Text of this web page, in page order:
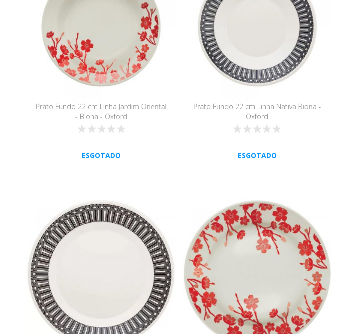
Prato Fundo 22 cm Linha Jardim Oriental
- Biona - Oxford
ESGOTADO
Prato Fundo 22 cm Linha Nativa Biona -
Oxford
ESGOTADO